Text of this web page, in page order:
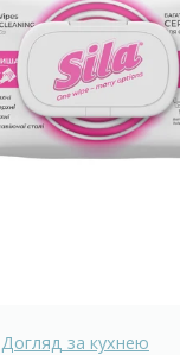
Догляд за кухнею